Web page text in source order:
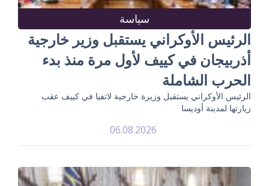
سياسة
الرئيس الأوكراني يستقبل وزير خارجية
أذربيجان في كييف لأول مرة منذ بدء
الحرب الشاملة
الرئيس الأوكراني يستقبل وزيرة خارجية لاتفيا في كييف عقب
زيارتها لمدينة أوديسا
06.08.2026